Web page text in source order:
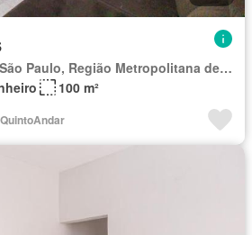
Região Imediata de São Paulo, Região Metropolitana de São Paulo
100 m²